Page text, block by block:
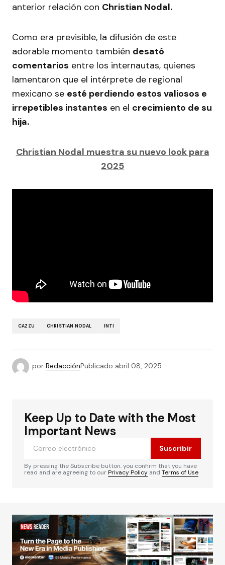
anterior relación con Christian Nodal.
Como era previsible, la difusión de este
adorable momento también desató
comentarios entre los internautas, quienes
lamentaron que el intérprete de regional
mexicano se esté perdiendo estos valiosos e
irrepetibles instantes en el crecimiento de su
hija.
Christian Nodal muestra su nuevo look para
2025
CAZZU CHRISTIAN NODAL INTI
por RedacciónPublicado abril 08, 2025
Keep Up to Date with the Most
Important News
Suscribir
By pressing the Subscribe button, you confirm that you have
read and are agreeing to ourPrivacy Policy and Terms of Use